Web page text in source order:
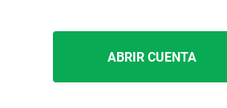
ABRIR CUENTA